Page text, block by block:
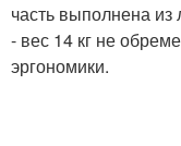
часть выполнена из
- вес 14 кг не
эргономики.